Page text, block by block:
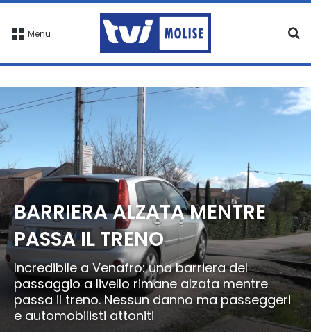
Menu
BARRIERA ALZATA MENTRE
PASSA IL TRENO
Incredibile a Venafro: una barriera del
passaggio a livello rimane alzata mentre
passa il treno. Nessun danno ma passeggeri
e automobilisti attoniti